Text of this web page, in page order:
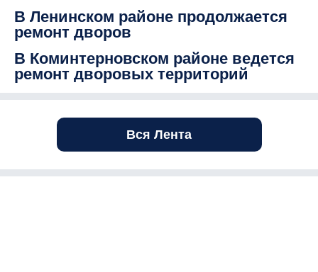
В Ленинском районе продолжается
ремонт дворов
В Коминтерновском районе ведется
ремонт дворовых территорий
Вся Лента